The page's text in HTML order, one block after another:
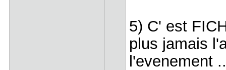
5) C' est
plus jamais
l'evenement